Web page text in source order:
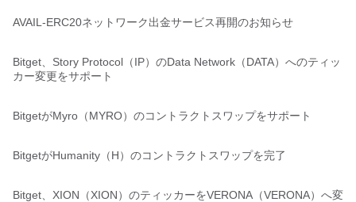
AVAIL-ERC20ネットワーク出金サービス再開のお知らせ
Bitget、Story Protocol（IP）のData Network（DATA）へのティッ
カー変更をサポート
BitgetがMyro（MYRO）のコントラクトスワップをサポート
BitgetがHumanity（H）のコントラクトスワップを完了
Bitget、XION（XION）のティッカーをVERONA（VERONA）へ変